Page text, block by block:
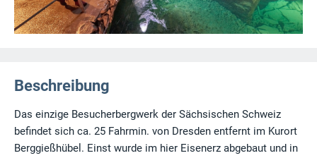
Beschreibung
Das einzige Besucherbergwerk der Sächsischen Schweiz
befindet sich ca. 25 Fahrmin. von Dresden entfernt im Kurort
Berggießhübel. Einst wurde im hier Eisenerz abgebaut und in